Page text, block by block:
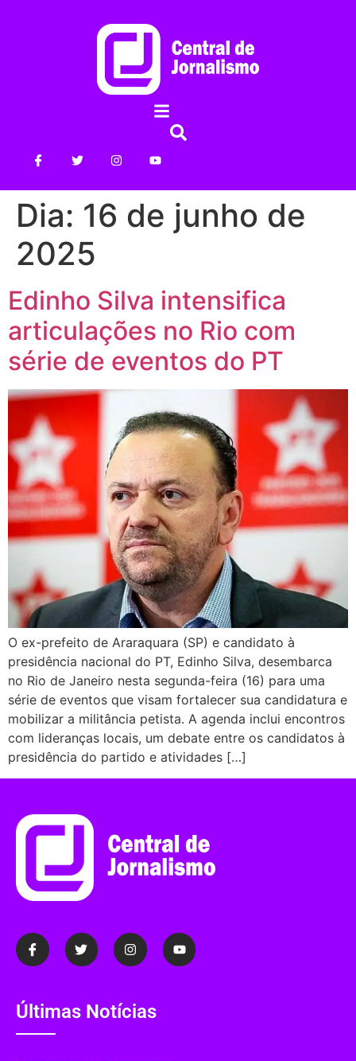
Dia: 16 de junho de
2025
Edinho Silva intensifica
articulações no Rio com
série de eventos do PT
O ex-prefeito de Araraquara (SP) e candidato à
presidência nacional do PT, Edinho Silva, desembarca
no Rio de Janeiro nesta segunda-feira (16) para uma
série de eventos que visam fortalecer sua candidatura e
mobilizar a militância petista. A agenda inclui encontros
com lideranças locais, um debate entre os candidatos à
presidência do partido e atividades […]
Últimas Notícias